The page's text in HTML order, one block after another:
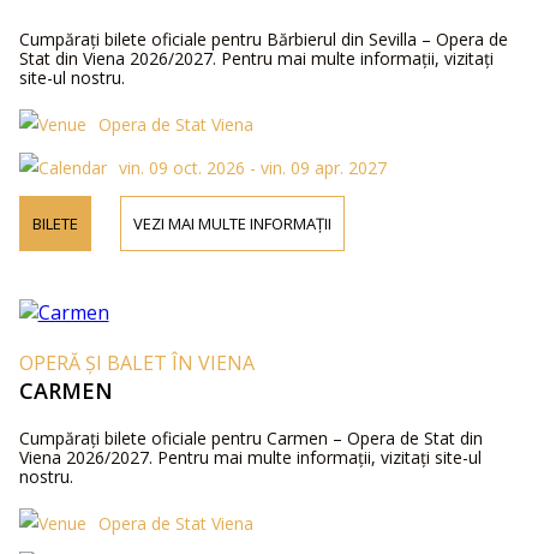
Cumpărați bilete oficiale pentru Bărbierul din Sevilla – Opera de
Stat din Viena 2026/2027. Pentru mai multe informații, vizitați
site-ul nostru.
Opera de Stat Viena
vin. 09 oct. 2026 - vin. 09 apr. 2027
BILETE VEZI MAI MULTE INFORMAȚII
OPERĂ ȘI BALET ÎN VIENA
CARMEN
Cumpărați bilete oficiale pentru Carmen – Opera de Stat din
Viena 2026/2027. Pentru mai multe informații, vizitați site-ul
nostru.
Opera de Stat Viena